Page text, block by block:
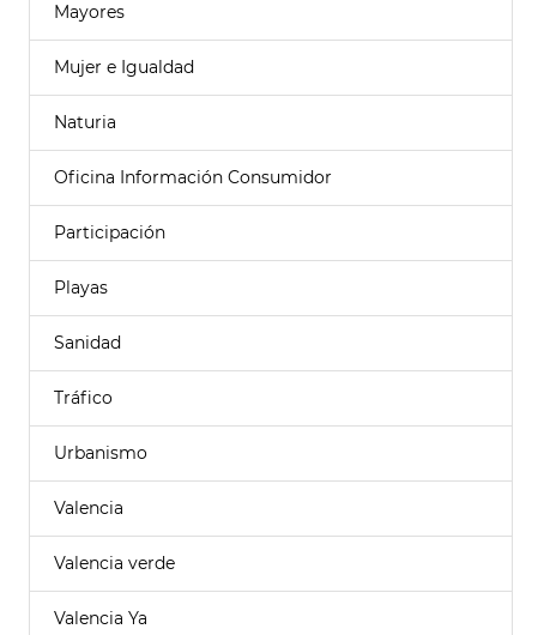
Mayores
Mujer e Igualdad
Naturia
Oficina Información Consumidor
Participación
Playas
Sanidad
Tráfico
Urbanismo
Valencia
Valencia verde
Valencia Ya